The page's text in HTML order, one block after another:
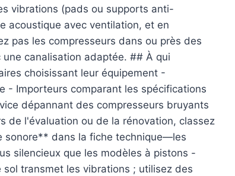
vibrations (pads ou supports anti-
acoustique avec ventilation, et en
pas les compresseurs dans ou près des
canalisation adaptée. ## À qui
choisissant leur équipement -
- Importeurs comparant les spécifications
dépannant des compresseurs bruyants
de l'évaluation ou de la rénovation, classez
sonore** dans la fiche technique—les
silencieux que les modèles à pistons -
transmet les vibrations ; utilisez des